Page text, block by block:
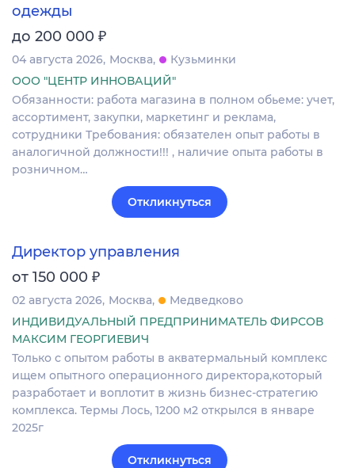
одежды
до 200 000 ₽
04 августа 2026 Москва
Кузьминки
ООО "ЦЕНТР ИННОВАЦИЙ"
Обязанности: работа магазина в полном обьеме: учет,
ассортимент, закупки, маркетинг и реклама,
сотрудники Требования: обязателен опыт работы в
аналогичной должности!!! , наличие опыта работы в
розничном…
Откликнуться
Директор управления
от 150 000 ₽
02 августа 2026 Москва
Медведково
ИНДИВИДУАЛЬНЫЙ ПРЕДПРИНИМАТЕЛЬ ФИРСОВ
МАКСИМ ГЕОРГИЕВИЧ
Только с опытом работы в акватермальный комплекс
ищем опытного операционного директора,который
разработает и воплотит в жизнь бизнес-стратегию
комплекса. Термы Лось, 1200 м2 открылся в январе
2025г
Откликнуться